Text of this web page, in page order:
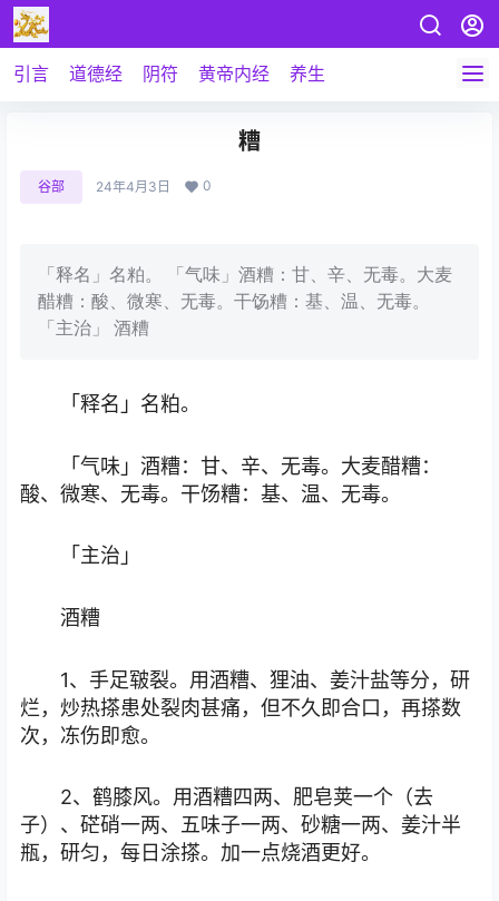
引言 道德经 阴符 黄帝内经 养生
糟
谷部 24年4月3日 0
「释名」名粕。 「气味」酒糟：甘、辛、无毒。大麦
醋糟：酸、微寒、无毒。干饧糟：基、温、无毒。
「主治」 酒糟
「释名」名粕。
「气味」酒糟：甘、辛、无毒。大麦醋糟：
酸、微寒、无毒。干饧糟：基、温、无毒。
「主治」
酒糟
1、手足皲裂。用酒糟、狸油、姜汁盐等分，研
烂，炒热搽患处裂肉甚痛，但不久即合口，再搽数
次，冻伤即愈。
2、鹤膝风。用酒糟四两、肥皂荚一个（去
子）、硭硝一两、五味子一两、砂糖一两、姜汁半
瓶，研匀，每日涂搽。加一点烧酒更好。